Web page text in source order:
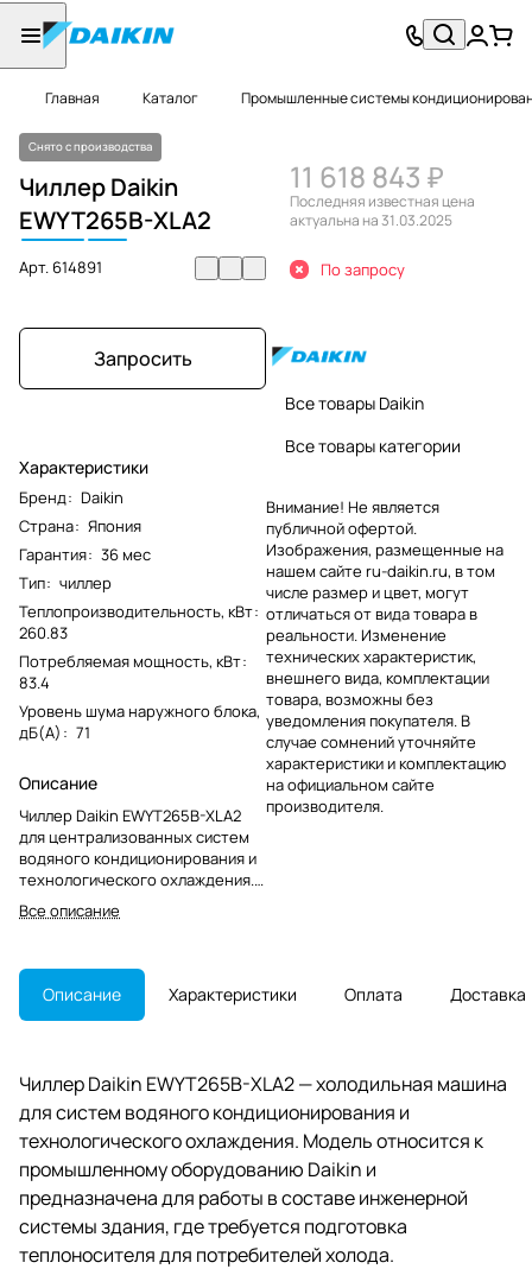
Главная Каталог Промышленные системы
Снято с производства
Чиллер Daikin
EWYT265B-XLA2
Арт.614891
Запросить
Характеристики
Бренд: Daikin
Страна: Япония
Гарантия: 36 мес
Тип: чиллер
Теплопроизводительность, кВт:
260.83
Потребляемая мощность, кВт:
83.4
Уровень шума наружного блока,
дБ(А) : 71
Описание
Чиллер Daikin EWYT265B-XLA2
для централизованных систем
водяного кондиционирования и
технологического охлаждения.
Модель снята с производства,
что важно учитывать при замене
Все описание
11 618 843 ₽
Последняя известная цена
актуальна на 31.03.2025
По запросу
Все товары Daikin
Все товары категории
Внимание! Не является
публичной офертой.
Изображения, размещенные на
нашем сайте ru-daikin.ru, в том
числе размер и цвет, могут
отличаться от вида товара в
реальности. Изменение
технических характеристик,
внешнего вида, комплектации
товара, возможны без
уведомления покупателя. В
случае сомнений уточняйте
характеристики и комплектацию
на официальном сайте
производителя.
Описание Характеристики Оплата Доставка
Чиллер Daikin EWYT265B-XLA2 — холодильная машина
для систем водяного кондиционирования и
технологического охлаждения. Модель относится к
промышленному оборудованию Daikin и
предназначена для работы в составе инженерной
системы здания, где требуется подготовка
теплоносителя для потребителей холода.